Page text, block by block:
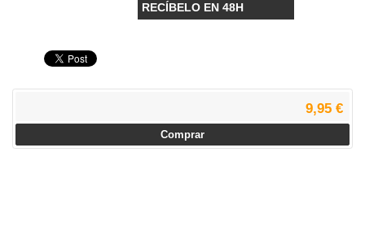
RECÍBELO EN 48H
9,95 €
Comprar